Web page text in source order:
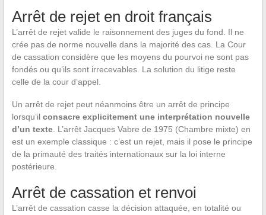
Arrêt de rejet en droit français
L’arrêt de rejet valide le raisonnement des juges du fond. Il ne
crée pas de norme nouvelle dans la majorité des cas. La Cour
de cassation considère que les moyens du pourvoi ne sont pas
fondés ou qu’ils sont irrecevables. La solution du litige reste
celle de la cour d’appel.
Un arrêt de rejet peut néanmoins être un arrêt de principe
lorsqu’il consacre explicitement une interprétation nouvelle
d’un texte. L’arrêt Jacques Vabre de 1975 (Chambre mixte) en
est un exemple classique : c’est un rejet, mais il pose le principe
de la primauté des traités internationaux sur la loi interne
postérieure.
Arrêt de cassation et renvoi
L’arrêt de cassation casse la décision attaquée, en totalité ou